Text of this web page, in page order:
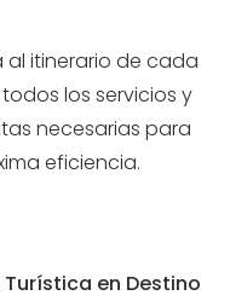
al itinerario de cada
los servicios y
necesarias para
eficiencia.
en Destino